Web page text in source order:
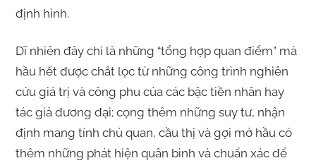
định hình.
Dĩ nhiên đây chỉ là những “tổng hợp quan điểm” mà
hầu hết được chắt lọc từ những công trình nghiên
cứu giá trị và công phu của các bậc tiền nhân hay
tác giả đương đại; cọng thêm những suy tư, nhận
định mang tính chủ quan, cầu thị và gợi mở hầu có
thêm những phát hiện quân bình và chuẩn xác để